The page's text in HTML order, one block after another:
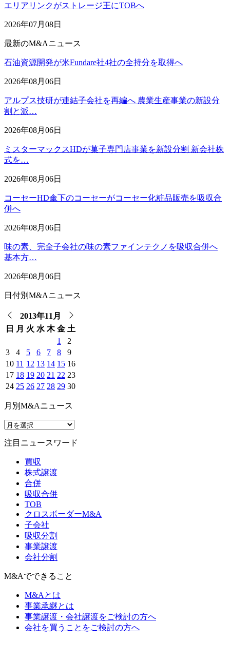
エリアリンクがストレージ王にTOBへ
2026年07月08日
最新のM&Aニュース
石油資源開発が米Fundare社4社の全持分を取得へ
2026年08月06日
アルプス技研が連結子会社を再編へ 農業生産事業の新設分
割と派…
2026年08月06日
ミスターマックスHDが菓子専門店事業を新設分割 新会社株
式を…
2026年08月06日
コーセーHD傘下のコーセーがコーセー化粧品販売を吸収合
併へ
2026年08月06日
味の素、完全子会社の味の素ファインテクノを吸収合併へ
基本方…
2026年08月06日
日付別M&Aニュース
2013年11月
日
月 火 水 木 金 土
1
2
3
4 5 6 7 8
9
10 11 12 13 14 15 16
17 18 19 20 21 22 23
24 25 26 27 28 29 30
月別M&Aニュース
注目ニュースワード
買収
株式譲渡
合併
吸収合併
TOB
クロスボーダーM&A
子会社
吸収分割
事業譲渡
会社分割
M&Aでできること
M&Aとは
事業承継とは
事業譲渡・会社譲渡をご検討の方へ
会社を買うことをご検討の方へ